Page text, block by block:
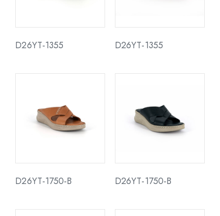
D26YT-1355 D26YT-1355
D26YT-1750-B D26YT-1750-B